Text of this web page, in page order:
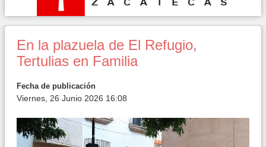
En la plazuela de El Refugio,
Tertulias en Familia
Fecha de publicación
Viernes, 26 Junio 2026 16:08